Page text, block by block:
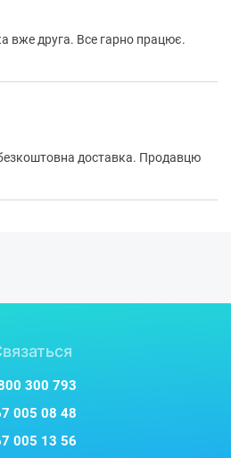
вже друга. Все гарно працює.
доставка. Продавцю
300 793
005 08 48
005 13 56